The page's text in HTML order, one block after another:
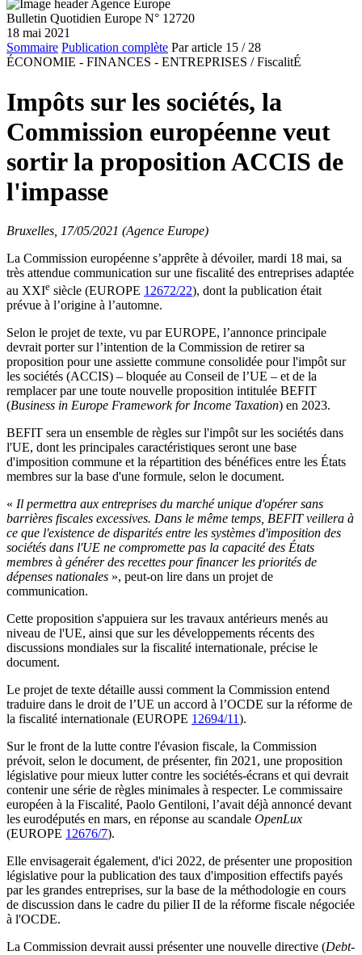
Bulletin Quotidien Europe N° 12720
18 mai 2021
Sommaire Publication complète Par article 15 / 28
ÉCONOMIE - FINANCES - ENTREPRISES / FiscalitÉ
Impôts sur les sociétés, la
Commission européenne veut
sortir la proposition ACCIS de
l'impasse
Bruxelles, 17/05/2021 (Agence Europe)
La Commission européenne s’apprête à dévoiler, mardi 18 mai, sa
très attendue communication sur une fiscalité des entreprises adaptée
au XXIe siècle (EUROPE 12672/22), dont la publication était
prévue à l’origine à l’automne.
Selon le projet de texte, vu par EUROPE, l’annonce principale
devrait porter sur l’intention de la Commission de retirer sa
proposition pour une assiette commune consolidée pour l'impôt sur
les sociétés (ACCIS) – bloquée au Conseil de l’UE – et de la
remplacerpar une toute nouvelle proposition intitulée BEFIT
(Business in Europe Framework for Income Taxation) en 2023.
BEFIT sera un ensemble de règles sur l'impôt sur les sociétés dans
l'UE, dont les principales caractéristiques seront une base
d'imposition commune et la répartition des bénéfices entre les États
membres sur la base d'une formule, selon le document.
« Il permettra aux entreprises du marché unique d'opérer sans
barrières fiscales excessives. Dans le même temps, BEFIT veillera à
ce que l'existence de disparités entre les systèmes d'imposition des
sociétés dans l'UE ne compromette pas la capacité des États
membres à générer des recettes pour financer les priorités de
dépenses nationales », peut-on lire dans un projet de
communication.
Cette proposition s'appuiera sur les travaux antérieurs menés au
niveau de l'UE, ainsi que sur les développements récents des
discussions mondiales sur la fiscalité internationale, précise le
document.
Le projet de texte détaille aussi comment la Commission entend
traduire dans le droit de l’UE un accord à l’OCDE sur la réforme de
la fiscalité internationale (EUROPE 12694/11).
Sur le front de la lutte contre l'évasion fiscale, la Commission
prévoit, selon le document, de présenter, fin 2021, une proposition
législative pour mieux lutter contre les sociétés-écrans et qui devrait
contenir une série de règles minimales à respecter. Le commissaire
européen à la Fiscalité, Paolo Gentiloni, l’avait déjà annoncé devant
les eurodéputés en mars, en réponse au scandale OpenLux
(EUROPE 12676/7).
Elle envisagerait également, d'ici 2022, de présenter une proposition
législative pour la publication des taux d'imposition effectifs payés
par les grandes entreprises, sur la base de la méthodologie en cours
de discussion dans le cadre du pilier II de la réforme fiscale négociée
à l'OCDE.
La Commission devrait aussi présenter une nouvelle directive (Debt-